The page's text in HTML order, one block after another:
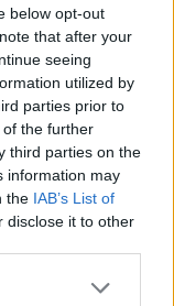
below opt-out
that after your
seeing
utilized by
parties prior to
the further
third parties on the
information may
the IAB’s List of
disclose it to other
or more Google
törvénye